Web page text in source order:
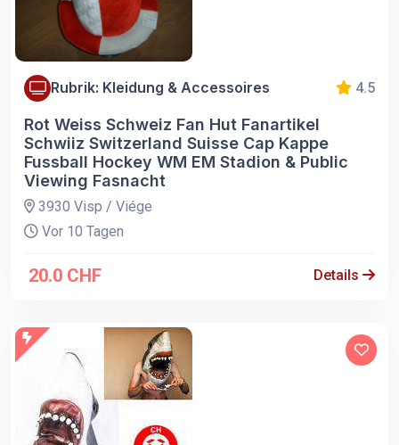
Rubrik: Kleidung & Accessoires 4.5
Rot Weiss Schweiz Fan Hut Fanartikel
Schwiiz Switzerland Suisse Cap Kappe
Fussball Hockey WM EM Stadion & Public
Viewing Fasnacht
3930 Visp / Viége
Vor 10 Tagen
20.0 CHF Details